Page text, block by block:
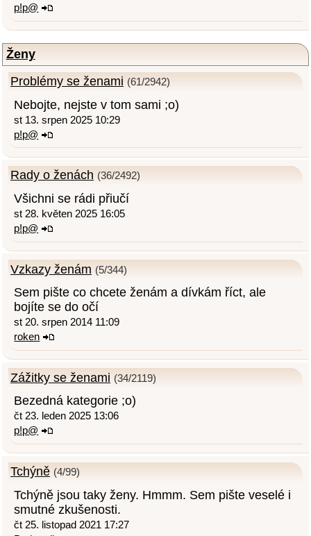
p!p@
Ženy
Problémy se ženami (61/2942)
Nebojte, nejste v tom sami ;o)
st 13. srpen 2025 10:29
p!p@
Rady o ženách (36/2492)
Všichni se rádi přiučí
st 28. květen 2025 16:05
p!p@
Vzkazy ženám (5/344)
Sem pište co chcete ženám a dívkám říct, ale
bojíte se do očí
st 20. srpen 2014 11:09
roken
Zážitky se ženami (34/2119)
Bezedná kategorie ;o)
čt 23. leden 2025 13:06
p!p@
Tchýně (4/99)
Tchýně jsou taky ženy. Hmmm. Sem pište veselé i
smutné zkušenosti.
čt 25. listopad 2021 17:27